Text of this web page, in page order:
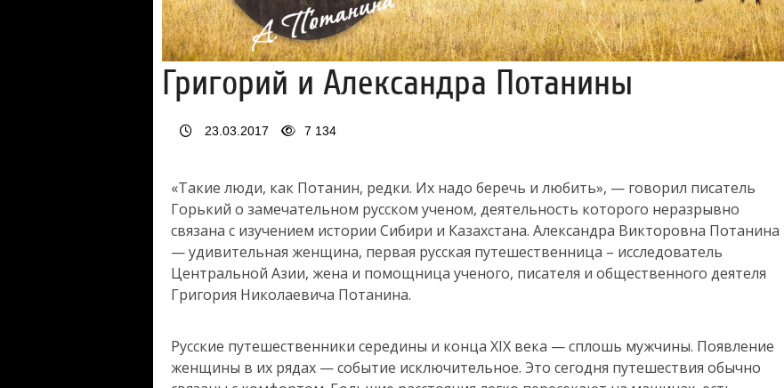
Григорий и Александра Потанины
23.03.2017 7 134
«Такие люди, как Потанин, редки. Их надо беречь и любить», — говорил писатель
Горький о замечательном русском ученом, деятельность которого неразрывно
связана с изучением истории Сибири и Казахстана. Александра Викторовна Потанина
— удивительная женщина, первая русская путешественница – исследователь
Центральной Азии, жена и помощница ученого, писателя и общественного деятеля
Григория Николаевича Потанина.
Русские путешественники середины и конца ХIХ века — сплошь мужчины. Появление
женщины в их рядах — событие исключительное. Это сегодня путешествия обычно